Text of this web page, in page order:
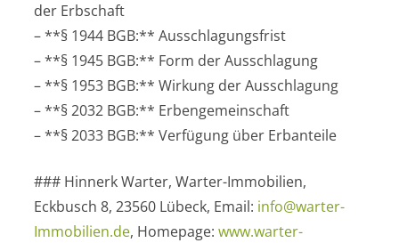
der Erbschaft
– **§ 1944 BGB:** Ausschlagungsfrist
– **§ 1945 BGB:** Form der Ausschlagung
– **§ 1953 BGB:** Wirkung der Ausschlagung
– **§ 2032 BGB:** Erbengemeinschaft
– **§ 2033 BGB:** Verfügung über Erbanteile
### Hinnerk Warter, Warter-Immobilien,
Eckbusch 8, 23560 Lübeck, Email: info@warter-
Immobilien.de, Homepage: www.warter-